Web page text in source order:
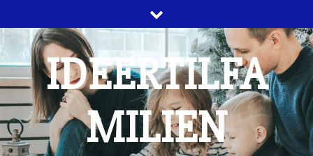
to
content
IDEERTILFA
MILIEN